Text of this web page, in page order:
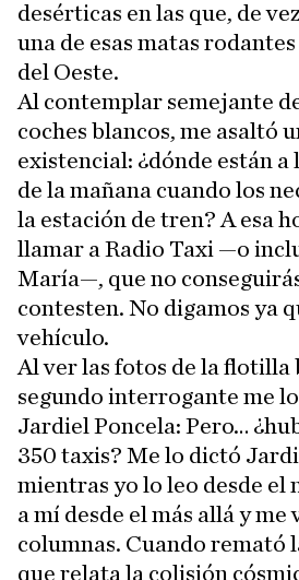
desérticas en las que, de
una de esas matas
del Oeste.
Al contemplar semejante
coches blancos, me asaltó
existencial: ¿dónde están a
de la mañana cuando los
la estación de tren? A esa
llamar a Radio Taxi —o
María—, que no
contesten. No digamos ya
vehículo.
Al ver las fotos de la flotilla
segundo interrogante me
Jardiel Poncela: Pero…
350 taxis? Me lo dictó
mientras yo lo leo desde el
a mí desde el más allá y me
columnas. Cuando remató
que relata la colisión